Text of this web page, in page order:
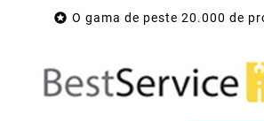
 O gama de peste 20.000 de